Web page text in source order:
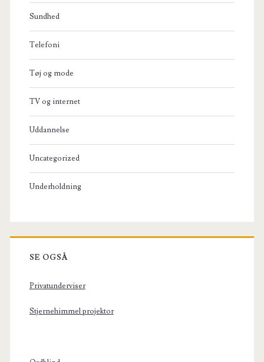
Sundhed
Telefoni
Tøj og mode
TV og internet
Uddannelse
Uncategorized
Underholdning
SE OGSÅ
Privatunderviser
Stjernehimmel projektor